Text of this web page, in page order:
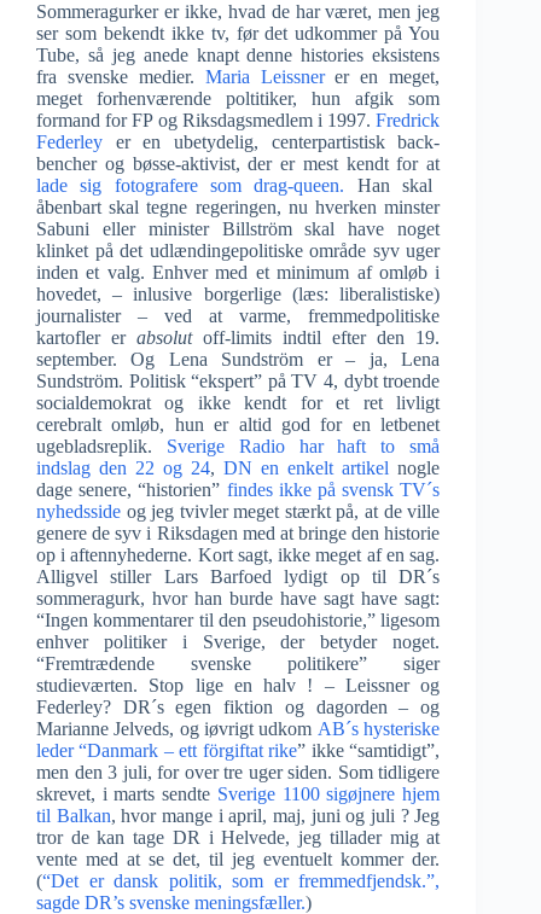
Sommeragurker er ikke, hvad de har været, men jeg
ser som bekendt ikke tv, før det udkommer på You
Tube, så jeg anede knapt denne histories eksistens
fra svenske medier. Maria Leissnerer en meget,
meget forhenværende poltitiker, hun afgik som
formand for FP og Riksdagsmedlem i 1997.Fredrick
Federley er en ubetydelig, centerpartistisk back-
bencher og bøsse-aktivist, der er mest kendt for at
lade sig fotografere som drag-queen. Han skal
åbenbart skal tegne regeringen, nu hverken minster
Sabuni eller minister Billström skal have noget
klinket på det udlændingepolitiske område syv uger
inden et valg. Enhver med et minimum af omløb i
hovedet, – inlusive borgerlige (læs: liberalistiske)
journalister – ved at varme, fremmedpolitiske
kartofler erabsolutoff-limits indtil efter den 19.
september. Og Lena Sundström er – ja, Lena
Sundström. Politisk “ekspert” på TV 4, dybt troende
socialdemokrat og ikke kendt for et ret livligt
cerebralt omløb, hun er altid god for en letbenet
ugebladsreplik. Sverige Radio har haft to små
indslag den 22 og 24,DN en enkelt artikel nogle
dage senere, “historien” findes ikke på svensk TV´s
nyhedsside og jeg tvivler meget stærkt på, at de ville
genere de syv i Riksdagen med at bringe den historie
op i aftennyhederne. Kort sagt, ikke meget af en sag.
Alligvel stiller Lars Barfoed lydigt op til DR´s
sommeragurk, hvor han burde have sagt have sagt:
“Ingen kommentarer til den pseudohistorie,” ligesom
enhver politiker i Sverige, der betyder noget.
“Fremtrædende svenske politikere” siger
studieværten. Stop lige en halv ! – Leissner og
Federley? DR´s egen fiktion og dagorden – og
Marianne Jelveds, og iøvrigt udkom AB´s hysteriske
leder “Danmark – ett förgiftat rike” ikke “samtidigt”,
men den 3 juli, for over tre uger siden. Som tidligere
skrevet, i marts sendte Sverige 1100 sigøjnere hjem
til Balkan, hvor mange i april, maj, juni og juli ? Jeg
tror de kan tage DR i Helvede, jeg tillader mig at
vente med at se det, til jeg eventuelt kommer der.
(“Det er dansk politik, som er fremmedfjendsk.”,
sagde DR’s svenske meningsfæller.)